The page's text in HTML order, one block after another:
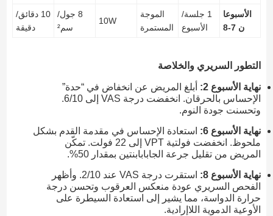
الأسبوعا
ن 7-8
1 جلسة/
الأسبوع
الموجة
المستمرة
10W
8 جول/
سم²
10 دقائق/
دقيقة
التطور السريري والخلاصة
نهاية الأسبوع 2:
أبلغ المريض عن انخفاض في “حدة”
الإحساس بالحرقان. انخفضت درجة VAS إلى 6/10.
وتحسنت جودة النوم.
نهاية الأسبوع 6:
استعادة الإحساس في مقدمة القدم بشكل
ملحوظ. انخفضت فولتية VPT إلى 22 فولت. تمكّن
المريض من تقليل جرعة الجابابابنتين بمقدار 50%.
نهاية الأسبوع 8:
استقرت درجة VAS عند 2/10. وأظهر
الفحص السريري عودة منعكس العرقوب وتحسن درجة
حرارة الدواسة، مما يشير إلى استعادة السيطرة على
الأوعية الدموية اللاإرادية.